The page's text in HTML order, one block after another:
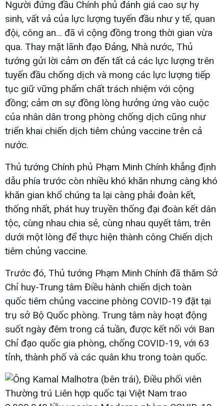
Người đứng đầu Chính phủ đánh giá cao sự hy
sinh, vất vả của lực lượng tuyến đầu như y tế, quan
đội, công an… đã vì cộng đồng trong thời gian vừa
qua. Thay mặt lãnh đạo Đảng, Nhà nước, Thủ
tướng gửi lời cảm ơn đến tất cả các lực lượng trên
tuyến đầu chống dịch và mong các lực lượng tiếp
tục giữ vững phẩm chất trách nhiệm với cộng
đồng; cảm ơn sự đồng lòng hưởng ứng vào cuộc
của nhân dân trong phòng chống dịch cũng như
triển khai chiến dịch tiêm chủng vaccine trên cả
nước.
Thủ tướng Chính phủ Phạm Minh Chính khẳng định
dẫu phía trước còn nhiều khó khăn nhưng càng khó
khăn gian khổ chúng ta lại càng phải đoàn kết,
thống nhất, phát huy truyền thống đại đoàn kết dân
tộc, cùng nhau chia sẻ, cùng nhau quyết tâm, trên
dưới một lòng để thực hiện thành công Chiến dịch
tiêm chủng vaccine.
Trước đó, Thủ tướng Phạm Minh Chính đã thăm Sở
Chỉ huy-Trung tâm Điều hành chiến dịch toàn
quốc tiêm chủng vaccine phòng COVID-19 đặt tại
trụ sở Bộ Quốc phòng. Trung tâm này hoạt động
suốt ngày đêm trong cả tuần, được kết nối với Ban
Chỉ đạo quốc gia phòng, chống COVID-19, với 63
tỉnh, thành phố và các quân khu trong toàn quốc.